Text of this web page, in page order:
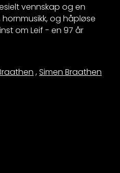
vennskap og en
og håpløse
om Leif - en 97 år
,Simen Braathen